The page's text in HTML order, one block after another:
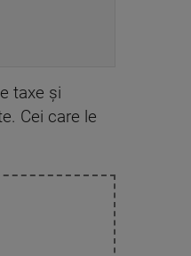
taxe şi
Cei care le